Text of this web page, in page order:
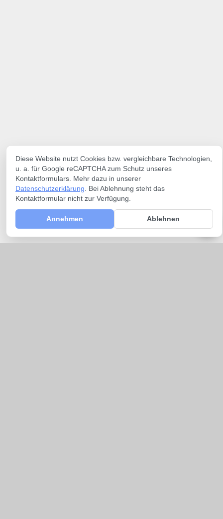
Diese Website nutzt Cookies bzw. vergleichbare Technologien,
u. a. für Google reCAPTCHA zum Schutz unseres
Kontaktformulars. Mehr dazu in unserer
Datenschutzerklärung . Bei Ablehnung steht das
Kontaktformular nicht zur Verfügung.
Annehmen Ablehnen